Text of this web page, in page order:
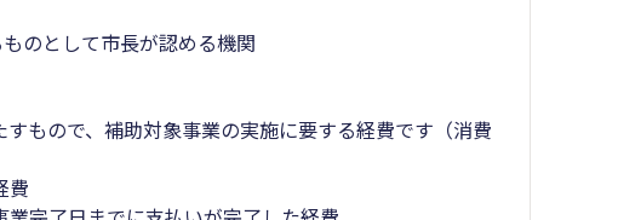
のとして市長が認める機関
もので、補助対象事業の実施に要する経費です（消費
費